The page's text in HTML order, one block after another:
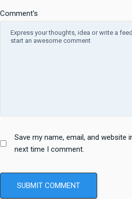
Comment's
Save my name, email, and website
next time I comment.